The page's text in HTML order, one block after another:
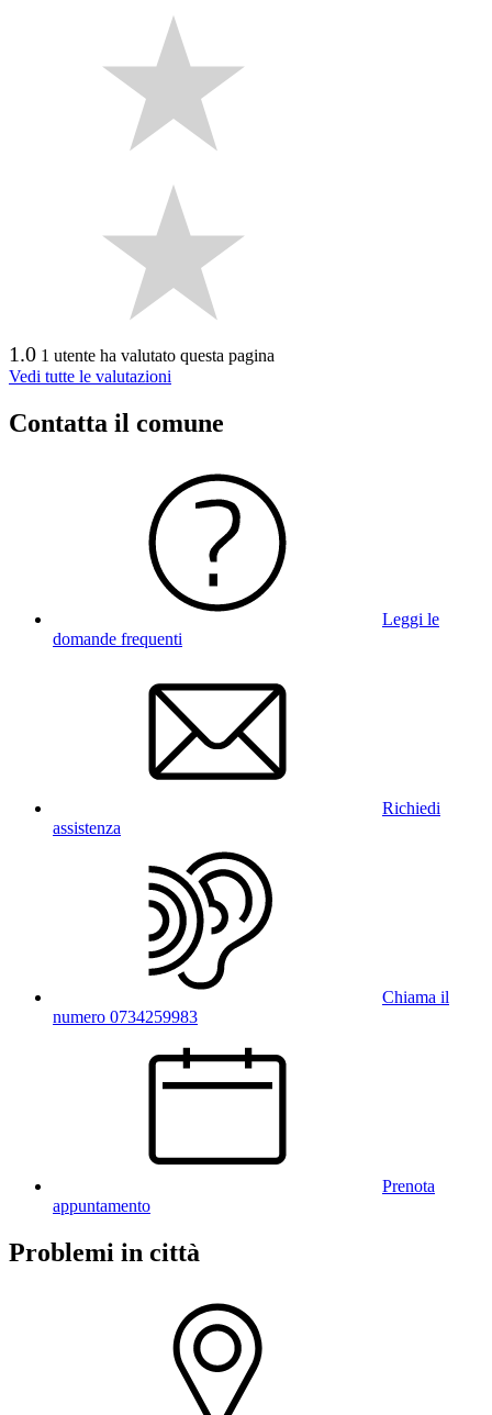
1.0 1 utente ha valutato questa pagina
Vedi tutte le valutazioni
Contatta il comune
Leggi le
domande frequenti
Richiedi
assistenza
Chiama il
numero 0734259983
Prenota
appuntamento
Problemi in città